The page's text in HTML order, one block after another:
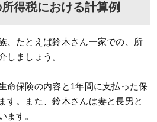
得税における計算例
、たとえば鈴木さん一家での、所
しましょう。
命保険の内容と1年間に支払った保
す。また、鈴木さんは妻と長男と
ます。